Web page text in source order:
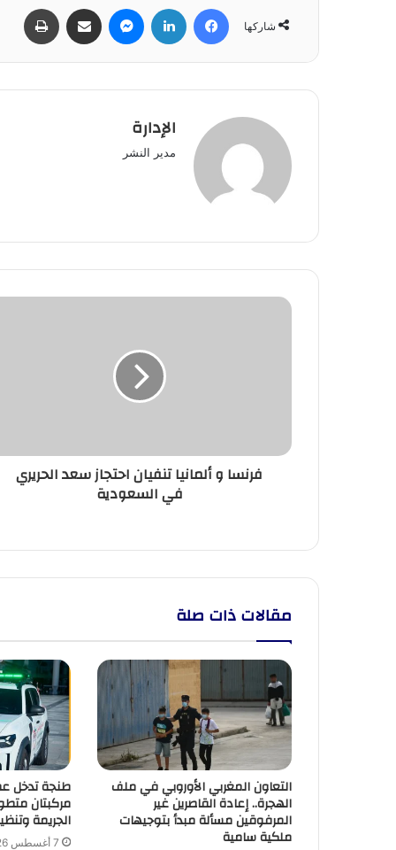
شاركها
فيسبوك لينكدإن ماسنجر مشاركة عبر البريد
الإدارة
مدير النشر
فرنسا
السعودية
فرنسا و ألمانيا تنفيان احتجاز سعد الحريري
في السعودية
مقالات ذات صلة
التعاون المغربي الأوروبي في ملف
الهجرة.. إعادة القاصرين غير
المرفوقين مسألة مبدأ بتوجيهات
ملكية سامية
طنجة تدخل
مركبتان
الجريمة
7 أغسطس 2026